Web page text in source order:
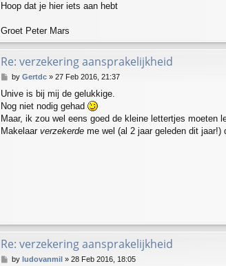
Hoop dat je hier iets aan hebt
Groet Peter Mars
Re: verzekering aansprakelijkheid
P
s
t
by Gertdc» 27 Feb 2016, 21:37
Unive is bij mij de gelukkige.
Nog niet nodig gehad
Maar, ik zou wel eens goed de kleine lettertjes moeten
Makelaar verzekerde me wel (al 2 jaar geleden dit
Re: verzekering aansprakelijkheid
Pby ludovanmil» 28 Feb 2016, 18:05